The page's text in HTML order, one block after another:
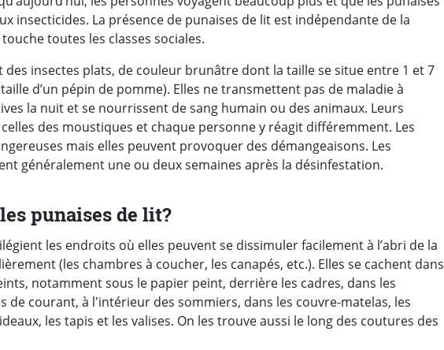
insecticides. La présence de punaises de lit est indépendante de la
toutes les classes sociales.
des insectes plats, de couleur brunâtre dont la taille se situe entre 1 et 7
d’un pépin de pomme). Elles ne transmettent pas de maladie à
la nuit et se nourrissent de sang humain ou des animaux. Leurs
des moustiques et chaque personne y réagit différemment. Les
mais elles peuvent provoquer des démangeaisons. Les
généralement une ou deux semaines après la désinfestation.
punaises de lit?
les endroits où elles peuvent se dissimuler facilement à l’abri de la
(les chambres à coucher, les canapés, etc.). Elles se cachent dans
notamment sous le papier peint, derrière les cadres, dans les
de courant, à l'intérieur des sommiers, dans les couvre-matelas, les
les tapis et les valises. On les trouve aussi le long des coutures des